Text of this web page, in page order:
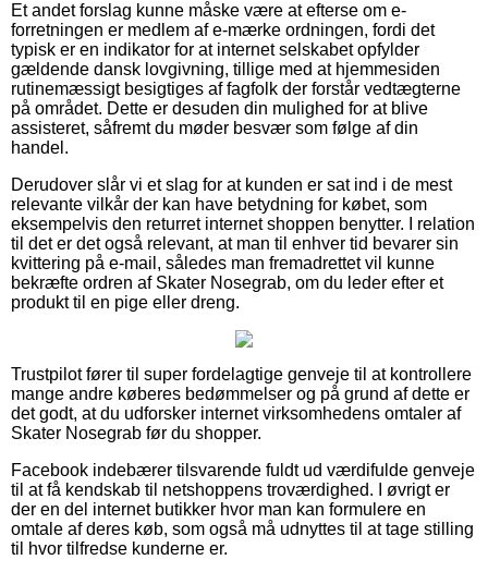
Et andet forslag kunne måske være at efterse om e-
forretningen er medlem af e-mærke ordningen, fordi det
typisk er en indikator for at internet selskabet opfylder
gældende dansk lovgivning, tillige med at hjemmesiden
rutinemæssigt besigtiges af fagfolk der forstår vedtægterne
på området. Dette er desuden din mulighed for at blive
assisteret, såfremt du møder besvær som følge af din
handel.
Derudover slår vi et slag for at kunden er sat ind i de mest
relevante vilkår der kan have betydning for købet, som
eksempelvis den returret internet shoppen benytter. I relation
til det er det også relevant, at man til enhver tid bevarer sin
kvittering på e-mail, således man fremadrettet vil kunne
bekræfte ordren af Skater Nosegrab, om du leder efter et
produkt til en pige eller dreng.
Trustpilot fører til super fordelagtige genveje til at kontrollere
mange andre køberes bedømmelser og på grund af dette er
det godt, at du udforsker internet virksomhedens omtaler af
Skater Nosegrab før du shopper.
Facebook indebærer tilsvarende fuldt ud værdifulde genveje
til at få kendskab til netshoppens troværdighed. I øvrigt er
der en del internet butikker hvor man kan formulere en
omtale af deres køb, som også må udnyttes til at tage stilling
til hvor tilfredse kunderne er.